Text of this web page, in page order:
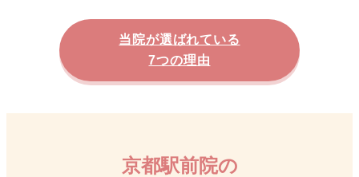
当院が選ばれている
7つの理由
京都駅前院の